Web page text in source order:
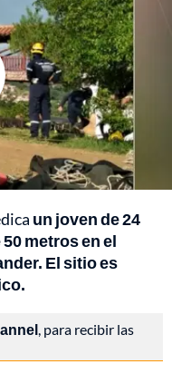
un joven de 24
metros en el
El sitio es
, para recibir las